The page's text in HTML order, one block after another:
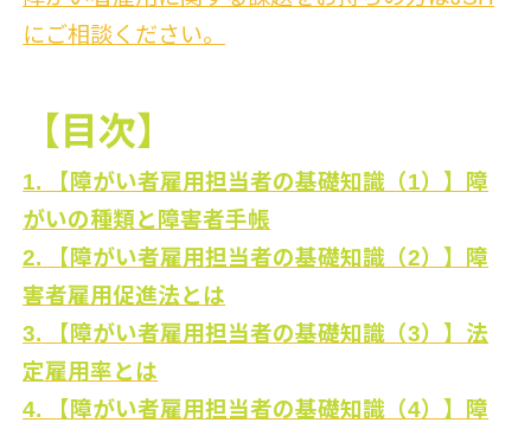
にご相談ください。
【目次】
1. 【障がい者雇用担当者の基礎知識（1）】障
がいの種類と障害者手帳
2. 【障がい者雇用担当者の基礎知識（2）】障
害者雇用促進法とは
3. 【障がい者雇用担当者の基礎知識（3）】法
定雇用率とは
4. 【障がい者雇用担当者の基礎知識（4）】障